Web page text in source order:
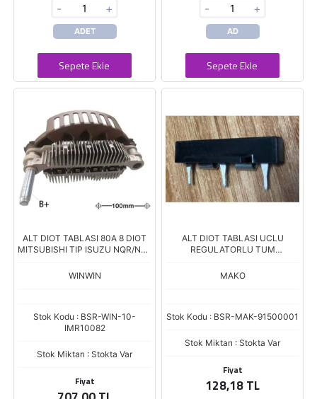
- +
ADET
Sepete Ekle
- +
AD
Sepete Ekle
ALT DIOT TABLASI 80A 8 DIOT
MITSUBISHI TIP ISUZU NQR/NLR
WINWIN
Stok Kodu : BSR-WIN-10-
IMR10082
Stok Miktarı : Stokta Var
Fiyat
ALT DIOT TABLASI UCLU
REGULATORLU TUM
MAKO
Stok Kodu : BSR-MAK-91500001
Stok Miktarı : Stokta Var
Fiyat
128,18 TL